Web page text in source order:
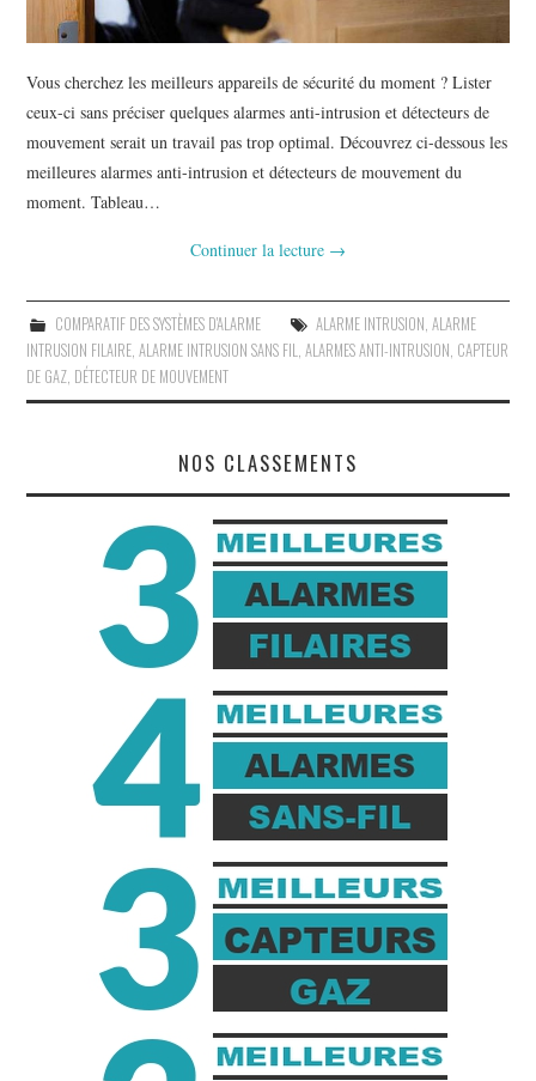
Vous cherchez les meilleurs appareils de sécurité du moment ? Lister
ceux-ci sans préciser quelques alarmes anti-intrusion et détecteurs de
mouvement serait un travail pas trop optimal. Découvrez ci-dessous les
meilleures alarmes anti-intrusion et détecteurs de mouvement du
moment. Tableau…
Continuer la lecture →
COMPARATIF DES SYSTÈMES D'ALARME ALARME INTRUSION, ALARME
INTRUSION FILAIRE,ALARME INTRUSION SANS FIL,ALARMES ANTI-INTRUSION, CAPTEUR
DE GAZ, DÉTECTEUR DE MOUVEMENT
NOS CLASSEMENTS